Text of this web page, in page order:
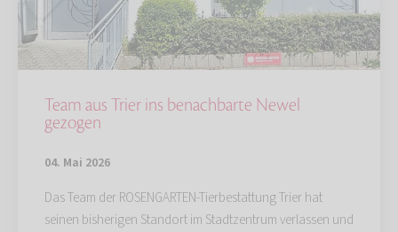
Team aus Trier ins benachbarte Newel
gezogen
04. Mai 2026
Das Team der ROSENGARTEN-Tierbestattung Trier hat
seinen bisherigen Standort im Stadtzentrum verlassen und